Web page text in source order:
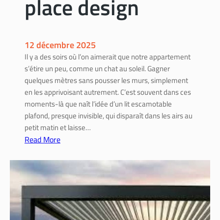
i
x
e
t
é
t
a
p
e
s
e
p
o
s
e
e
t
a
n
s
r
e
p
o
s
m
é
h
d
place design
12 décembre 2025
Il y a des soirs où l’on aimerait que notre appartement
s’étire un peu, comme un chat au soleil. Gagner
quelques mètres sans pousser les murs, simplement
en les apprivoisant autrement. C’est souvent dans ces
moments-là que naît l’idée d’un lit escamotable
plafond, presque invisible, qui disparaît dans les airs au
petit matin et laisse…
Read More
L
i
t
e
s